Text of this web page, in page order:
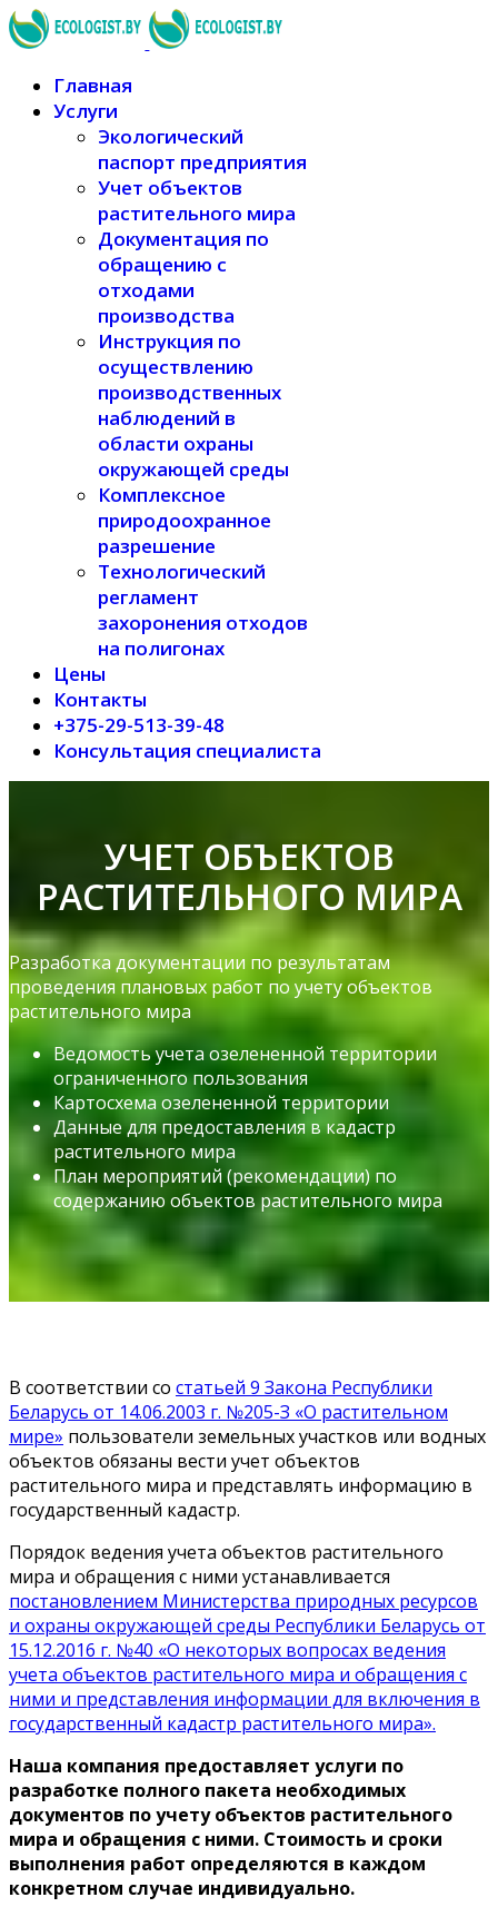
Главная
Услуги
Экологический
паспорт предприятия
Учет объектов
растительного мира
Документация по
обращению с
отходами
производства
Инструкция по
осуществлению
производственных
наблюдений в
области охраны
окружающей среды
Комплексное
природоохранное
разрешение
Технологический
регламент
захоронения отходов
на полигонах
Цены
Контакты
+375-29-513-39-48
Консультация специалиста
УЧЕТ ОБЪЕКТОВ
РАСТИТЕЛЬНОГО МИРА
Разработка документации по результатам
проведения плановых работ по учету объектов
растительного мира
Ведомость учета озелененной территории
ограниченного пользования
Картосхема озелененной территории
Данные для предоставления в кадастр
растительного мира
План мероприятий (рекомендации) по
содержанию объектов растительного мира
В соответствии со статьей 9 Закона Республики
Беларусь от 14.06.2003 г. №205-З «О растительном
мире» пользователи земельных участков или водных
объектов обязаны вести учет объектов
растительного мира и представлять информацию в
государственный кадастр.
Порядок ведения учета объектов растительного
мира и обращения с ними устанавливается
постановлением Министерства природных ресурсов
и охраны окружающей среды Республики Беларусь от
15.12.2016 г. №40 «О некоторых вопросах ведения
учета объектов растительного мира и обращения с
ними и представления информации для включения в
государственный кадастр растительного мира».
Наша компания предоставляет услуги по
разработке полного пакета необходимых
документов по учету объектов растительного
мира и обращения с ними. Стоимость и сроки
выполнения работ определяются в каждом
конкретном случае индивидуально.